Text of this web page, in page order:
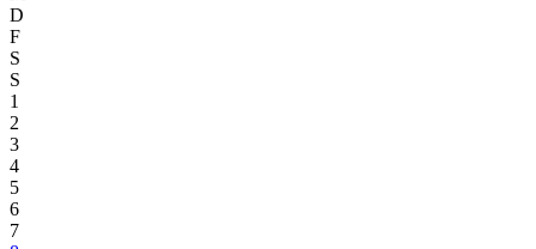
D
F
S
S
1
2
3
4
5
6
7